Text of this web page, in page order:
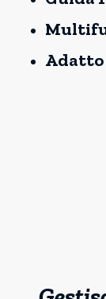
Adatto